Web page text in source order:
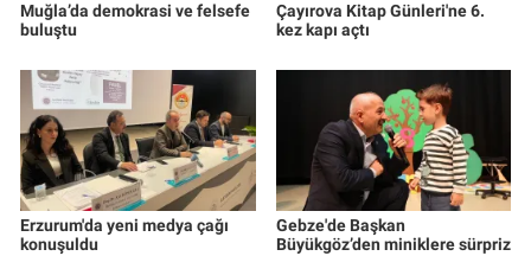
Muğla’da demokrasi ve felsefe
buluştu
Çayırova Kitap Günleri'ne 6.
kez kapı açtı
Erzurum'da yeni medya çağı
konuşuldu
Gebze'de Başkan
Büyükgöz’den miniklere sürpriz